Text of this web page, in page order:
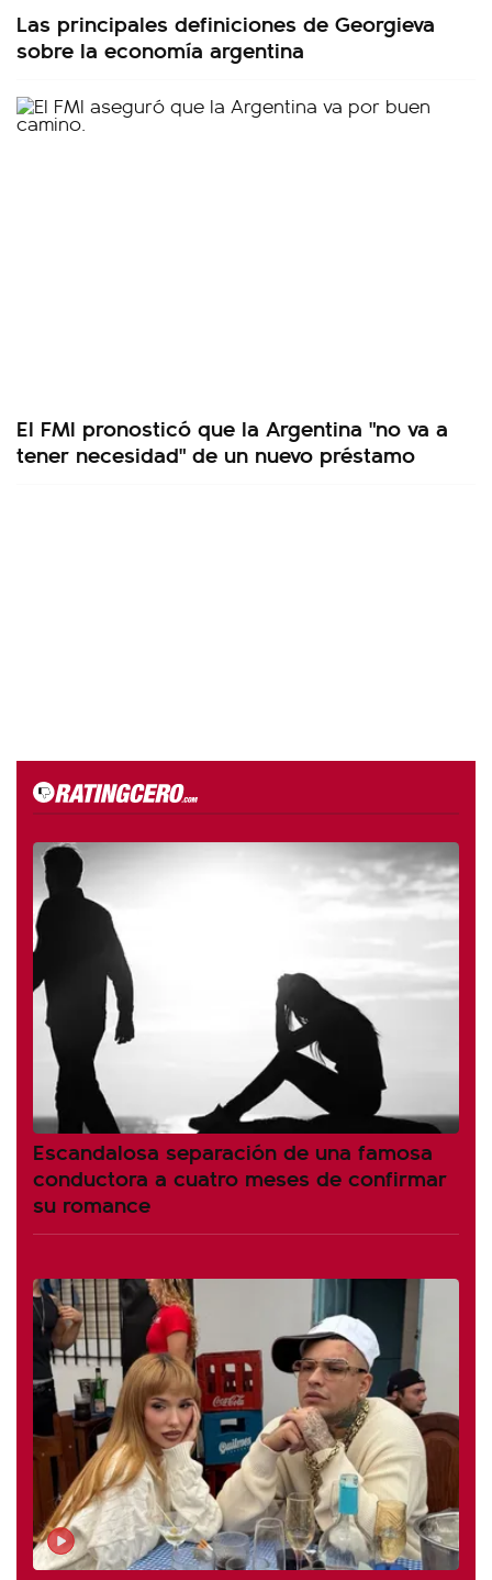
Las principales definiciones de Georgieva
sobre la economía argentina
El FMI pronosticó que la Argentina "no va a
tener necesidad" de un nuevo préstamo
Escandalosa separación de una famosa
conductora a cuatro meses de confirmar
su romance